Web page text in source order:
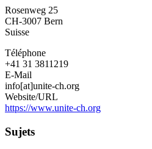
internationale
Rosenweg 25
CH-3007 Bern
Suisse
Téléphone
+41 31 3811219
E-Mail
info[at]unite-ch.org
Website/URL
https://www.unite-ch.org
Sujets